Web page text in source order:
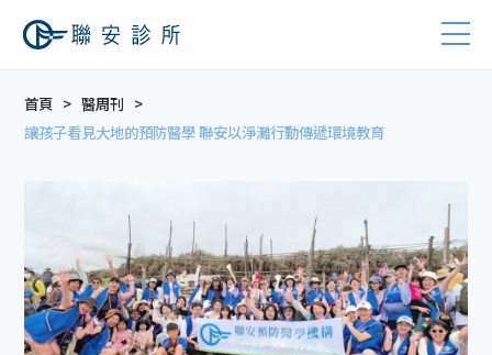
首頁
醫周刊
讓孩子看見大地的預防醫學 聯安以淨灘行動傳遞環境教育